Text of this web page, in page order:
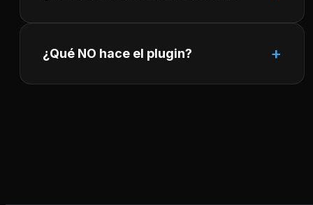
¿Qué NO hace el plugin?